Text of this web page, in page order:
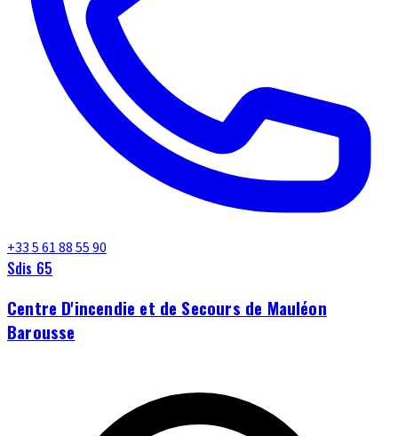
+33 5 61 88 55 90
Sdis 65
Centre D'incendie et de Secours de Mauléon
Barousse